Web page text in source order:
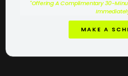
"Offering A Complimentary 30-
MAKE A